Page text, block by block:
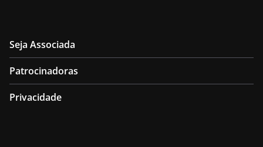
Seja Associada
Patrocinadoras
Privacidade